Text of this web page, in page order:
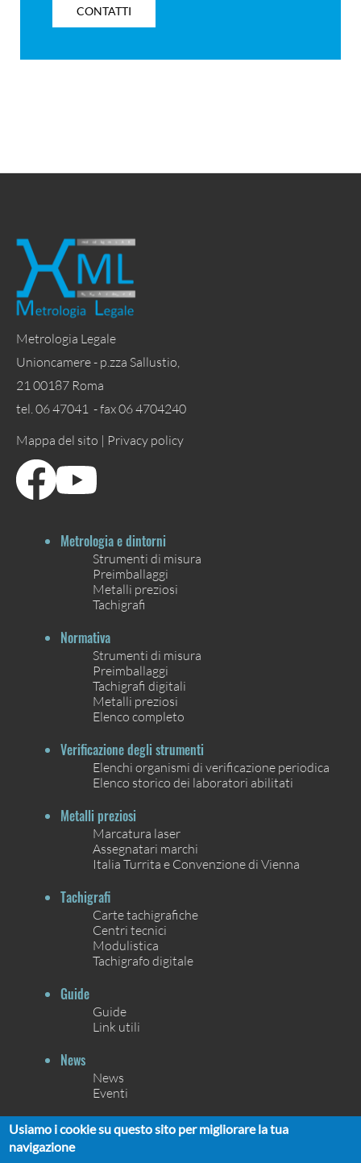
CONTATTI
Metrologia Legale
Unioncamere - p.zza Sallustio,
21 00187 Roma
tel. 06 47041 - fax 06 4704240
Mappa del sito | Privacy policy
Metrologia e dintorni
Strumenti di misura
Preimballaggi
Metalli preziosi
Tachigrafi
Normativa
Strumenti di misura
Preimballaggi
Tachigrafi digitali
Metalli preziosi
Elenco completo
Verificazione degli strumenti
Elenchi organismi di verificazione periodica
Elenco storico dei laboratori abilitati
Metalli preziosi
Marcatura laser
Assegnatari marchi
Italia Turrita e Convenzione di Vienna
Tachigrafi
Carte tachigrafiche
Centri tecnici
Modulistica
Tachigrafo digitale
Guide
Guide
Link utili
News
News
Eventi
Contatti
Usiamo i cookie su questo sito per migliorare la tua
navigazione